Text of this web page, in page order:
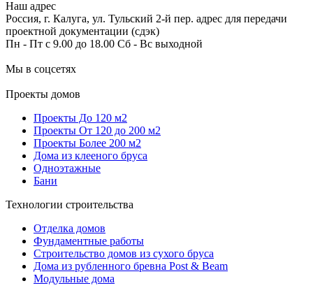
Наш адрес
Россия, г. Калуга, ул. Тульский 2-й пер. адрес для передачи
проектной документации (сдэк)
Пн - Пт с 9.00 до 18.00 Сб - Вс выходной
Мы в соцсетях
Проекты домов
Проекты До 120 м2
Проекты От 120 до 200 м2
Проекты Более 200 м2
Дома из клееного бруса
Одноэтажные
Бани
Технологии строительства
Отделка домов
Фундаментные работы
Строительство домов из сухого бруса
Дома из рубленного бревна Post & Beam
Модульные дома